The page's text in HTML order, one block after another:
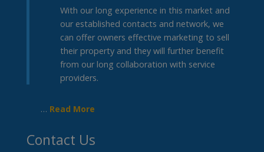
With our long experience in this market and
our established contacts and network, we
can offer owners effective marketing to sell
their property and they will further benefit
from our long collaboration with service
providers.
… Read More
Contact Us